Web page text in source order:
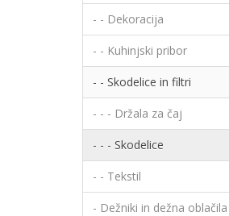
- - Dekoracija
- - Kuhinjski pribor
- - Skodelice in filtri
- - - Držala za čaj
- - - Skodelice
- - Tekstil
- Dežniki in dežna oblačila